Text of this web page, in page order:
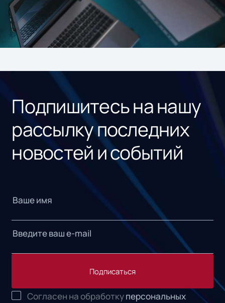
Подпишитесь на нашу
рассылку последних
новостей и событий
Подписаться
Согласен на обработкуперсональных